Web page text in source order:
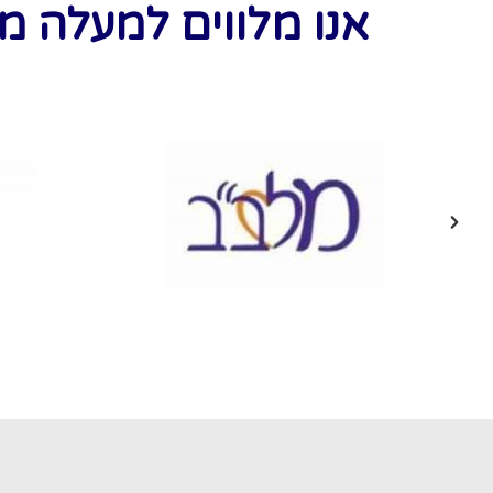
אנו מלווים למעלה מ-1,000 חברות ואירגונים ברחבי ישראל